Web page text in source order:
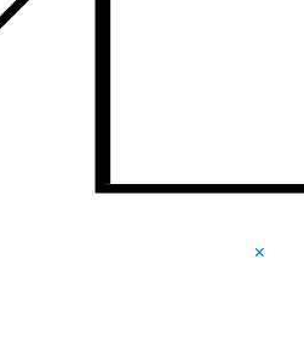
×